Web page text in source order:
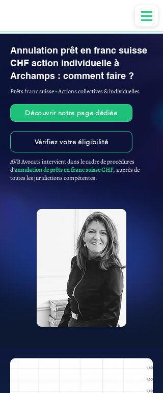
Annulation prêt en franc suisse
CHF action individuelle à
Archamps : comment faire ?
Prêts franc suisse▪︎Actions collectives & individuelles
Découvrir notre page dédiée
Vérifiez votre éligibilité
AVB Avocats intervient dans le cadre de procédures
d'annulation de prêts en franc suisse CHF, auprès de
toutes les juridictions compétentes.